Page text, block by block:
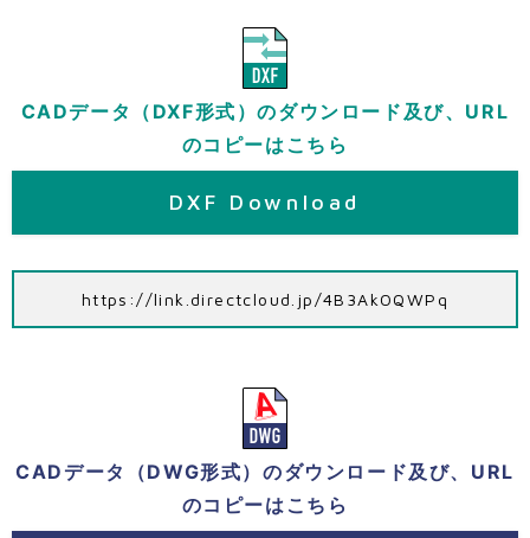
CADデータ（DXF形式）のダウンロード及び、URL
のコピーはこちら
DXF Download
https://link.directcloud.jp/4B3AkOQWPq
CADデータ（DWG形式）のダウンロード及び、URL
のコピーはこちら